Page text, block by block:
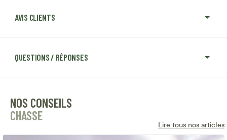
AVIS CLIENTS
QUESTIONS / RÉPONSES
NOS CONSEILS
CHASSE
Lire tous nos articles